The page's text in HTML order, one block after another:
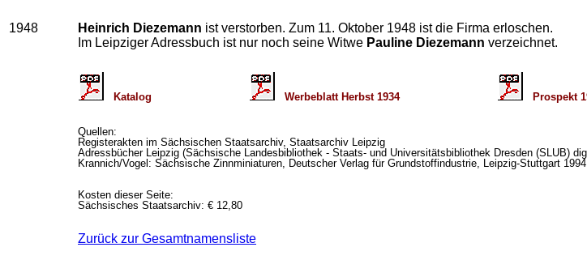
1948 Heinrich Diezemann ist verstorben. Zum 11. Oktober 1948 ist die Firma erloschen.
Im Leipziger Adressbuch ist nur noch seine Witwe Pauline Diezemann verzeichnet.
Katalog Werbeblatt Herbst 1934 Prospekt
Quellen:
Registerakten im Sächsischen Staatsarchiv, Staatsarchiv Leipzig
Adressbücher Leipzig (Sächsische Landesbibliothek - Staats- und Universitätsbibliothek Dresden (SLUB)
Krannich/Vogel: Sächsische Zinnminiaturen, Deutscher Verlag für Grundstoffindustrie, Leipzig-Stuttgart 1994
Kosten dieser Seite:
Sächsisches Staatsarchiv: € 12,80
Zurück zur Gesamtnamensliste